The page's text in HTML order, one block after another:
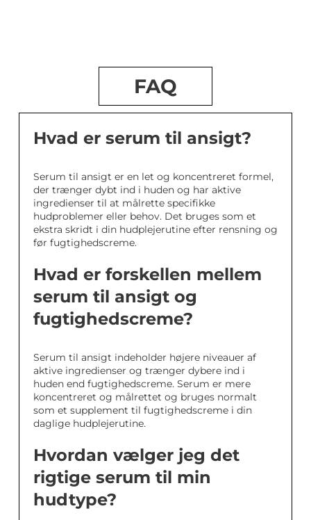
FAQ
Hvad er serum til ansigt?
Serum til ansigt er en let og koncentreret formel,
der trænger dybt ind i huden og har aktive
ingredienser til at målrette specifikke
hudproblemer eller behov. Det bruges som et
ekstra skridt i din hudplejerutine efter rensning og
før fugtighedscreme.
Hvad er forskellen mellem
serum til ansigt og
fugtighedscreme?
Serum til ansigt indeholder højere niveauer af
aktive ingredienser og trænger dybere ind i
huden end fugtighedscreme. Serum er mere
koncentreret og målrettet og bruges normalt
som et supplement til fugtighedscreme i din
daglige hudplejerutine.
Hvordan vælger jeg det
rigtige serum til min
hudtype?